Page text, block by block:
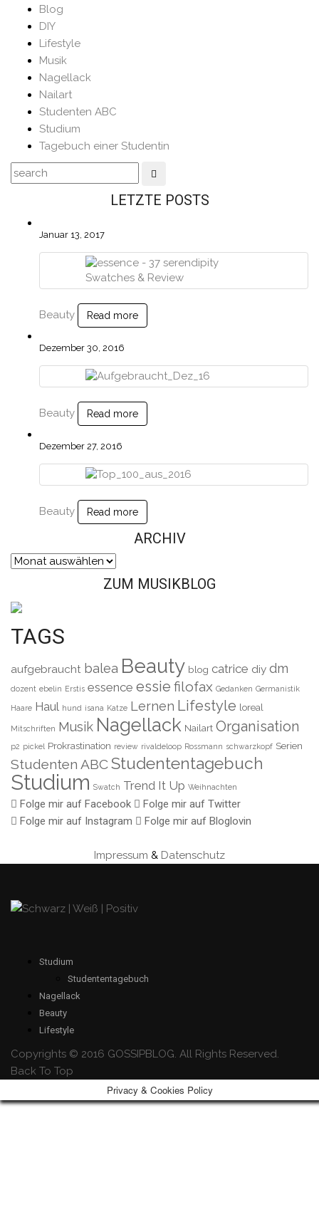
Blog
DIY
Lifestyle
Musik
Nagellack
Nailart
Studenten ABC
Studium
Tagebuch einer Studentin
LETZTE POSTS
Januar 13, 2017
Beauty Read more
Dezember 30, 2016
Beauty Read more
Dezember 27, 2016
Beauty Read more
ARCHIV
Archiv
ZUM MUSIKBLOG
TAGS
aufgebraucht balea Beauty blog catrice diy dm
dozent ebelin Erstis essence essie filofax Gedanken Germanistik
Haare Haul hund isana Katze Lernen Lifestyle loreal
Mitschriften Musik Nagellack Nailart Organisation
p2 pickel Prokrastination review rivaldeloop Rossmann schwarzkopf Serien
Studenten ABCStudententagebuch
Studium Swatch Trend It Up Weihnachten
Folge mir auf Facebook
Folge mir auf Twitter
Folge mir auf Instagram
Folge mir auf Bloglovin
Impressum & Datenschutz
Studium
Studententagebuch
Nagellack
Beauty
Lifestyle
Copyrights © 2016 GOSSIPBLOG. All Rights Reserved.
Back To Top
Privacy & Cookies Policy